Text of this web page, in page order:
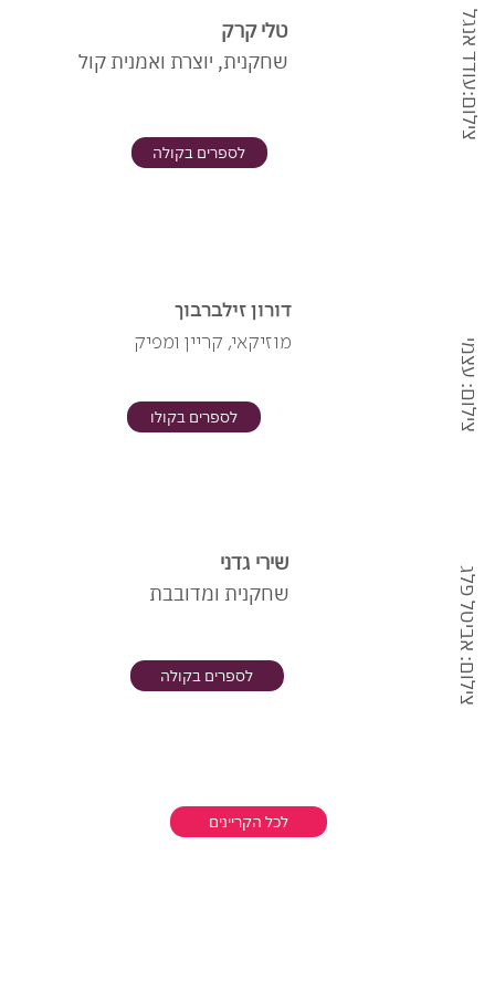
שירי גדני
שחקנית ומדובבת
צילום: אביטל פלג לספרים בקולה
דורון זילברבוך
מוזיקאי, קריין ומפיק
צילום: עצמי לספרים בקולו
טלי קרק
שחקנית, יוצרת ואמנית קול
צילום:עודד אנגל
לספרים בקולה
לכל הקריינים